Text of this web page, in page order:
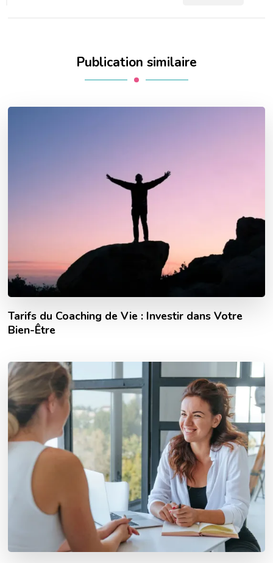
Publication similaire
Tarifs du Coaching de Vie : Investir dans Votre
Bien-Être